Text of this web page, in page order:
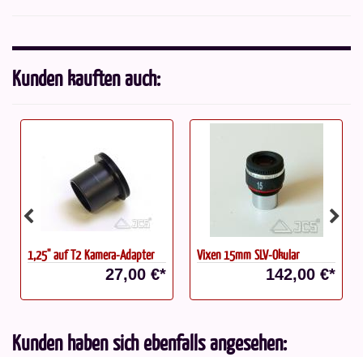
Kunden kauften auch:
1,25'' auf T2 Kamera-Adapter
27,00 €*
Vixen 15mm SLV-Okular
142,00 €*
Kunden haben sich ebenfalls angesehen: